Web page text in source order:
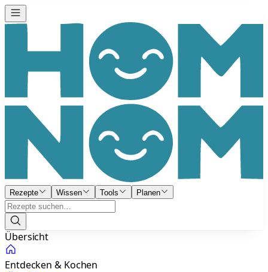
Rezepte Wissen Tools Planen
Übersicht
Entdecken & Kochen